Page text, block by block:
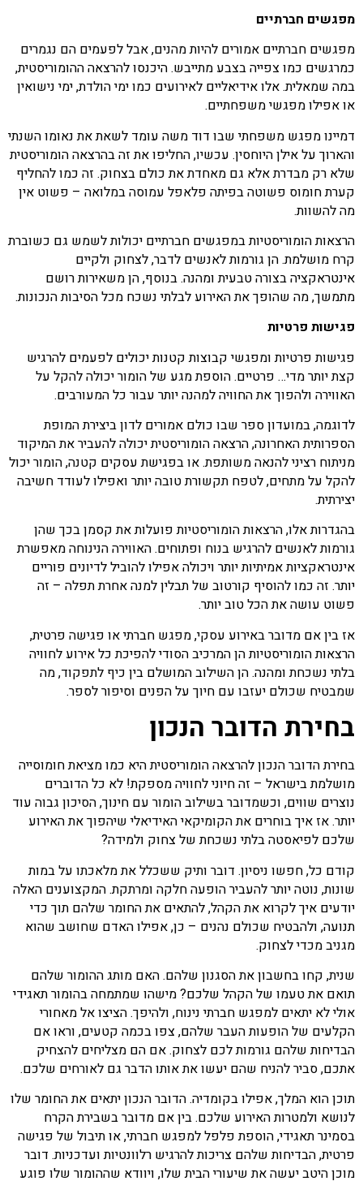
מפגשים חברתיים
מפגשים חברתיים אמורים להיות מהנים, אבל לפעמים הם נגמרים
כמרגשים כמו צפייה בצבע מתייבש. היכנסו להרצאה ההומוריסטית,
במה שמאלית. אלו אידיאליים לאירועים כמו ימי הולדת, ימי נישואין
או אפילו מפגשי משפחתיים.
דמיינו מפגש משפחתי שבו דוד משה עומד לשאת את נאומו השנתי
והארוך על אילן היוחסין. עכשיו, החליפו את זה בהרצאה הומוריסטית
שלא רק מבדרת אלא גם מאחדת את כולם בצחוק. זה כמו להחליף
קערת חומוס פשוטה בפיתה פלאפל עמוסה במלואה – פשוט אין
מה להשוות.
הרצאות הומוריסטיות במפגשים חברתיים יכולות לשמש גם כשוברת
קרח מושלמת. הן גורמות לאנשים לדבר, לצחוק ולקיים
אינטראקציה בצורה טבעית ומהנה. בנוסף, הן משאירות רושם
מתמשך, מה שהופך את האירוע לבלתי נשכח מכל הסיבות הנכונות.
פגישות פרטיות
פגישות פרטיות ומפגשי קבוצות קטנות יכולים לפעמים להרגיש
קצת יותר מדי… פרטיים. הוספת מגע של הומור יכולה להקל על
האווירה ולהפוך את החוויה למהנה יותר עבור כל המעורבים.
לדוגמה, במועדון ספר שבו כולם אמורים לדון ביצירת המופת
הספרותית האחרונה, הרצאה הומוריסטית יכולה להעביר את המיקוד
מניתוח רציני להנאה משותפת. או בפגישת עסקים קטנה, הומור יכול
להקל על מתחים, לטפח תקשורת טובה יותר ואפילו לעודד חשיבה
יצירתית.
בהגדרות אלו, הרצאות הומוריסטיות פועלות את קסמן בכך שהן
גורמות לאנשים להרגיש בנוח ופתוחים. האווירה הנינוחה מאפשרת
אינטראקציות אמיתיות יותר ויכולה אפילו להוביל לדיונים פוריים
יותר. זה כמו להוסיף קורטוב של תבלין למנה אחרת תפלה – זה
פשוט עושה את הכל טוב יותר.
אז בין אם מדובר באירוע עסקי, מפגש חברתי או פגישה פרטית,
הרצאות הומוריסטיות הן המרכיב הסודי להפיכת כל אירוע לחוויה
בלתי נשכחת ומהנה. הן השילוב המושלם בין כיף לתפקוד, מה
שמבטיח שכולם יעזבו עם חיוך על הפנים וסיפור לספר.
בחירת הדובר הנכון
בחירת הדובר הנכון להרצאה הומוריסטית היא כמו מציאת חומוסייה
מושלמת בישראל – זה חיוני לחוויה מספקת! לא כל הדוברים
נוצרים שווים, וכשמדובר בשילוב הומור עם חינוך, הסיכון גבוה עוד
יותר. אז איך בוחרים את הקומיקאי האידיאלי שיהפוך את האירוע
שלכם לפיאסטה בלתי נשכחת של צחוק ולמידה?
קודם כל, חפשו ניסיון. דובר ותיק ששכלל את מלאכתו על במות
שונות, נוטה יותר להעביר הופעה חלקה ומרתקת. המקצוענים האלה
יודעים איך לקרוא את הקהל, להתאים את החומר שלהם תוך כדי
תנועה, ולהבטיח שכולם נהנים – כן, אפילו האדם שחושב שהוא
מגניב מכדי לצחוק.
שנית, קחו בחשבון את הסגנון שלהם. האם מותג ההומור שלהם
תואם את טעמו של הקהל שלכם? מישהו שמתמחה בהומור תאגידי
אולי לא יתאים למפגש חברתי נינוח, ולהיפך. הציצו אל מאחורי
הקלעים של הופעות העבר שלהם, צפו בכמה קטעים, וראו אם
הבדיחות שלהם גורמות לכם לצחוק. אם הם מצליחים להצחיק
אתכם, סביר להניח שהם יעשו את אותו הדבר גם לאורחים שלכם.
תוכן הוא המלך, אפילו בקומדיה. הדובר הנכון יתאים את החומר שלו
לנושא ולמטרות האירוע שלכם. בין אם מדובר בשבירת הקרח
בסמינר תאגידי, הוספת פלפל למפגש חברתי, או תיבול של פגישה
פרטית, הבדיחות שלהם צריכות להרגיש רלוונטיות ועדכניות. דובר
מוכן היטב יעשה את שיעורי הבית שלו, ויוודא שההומור שלו פוגע